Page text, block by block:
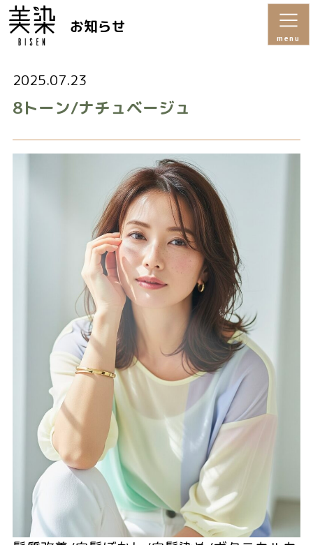
お知らせ
menu
2025.07.23
8トーン/ナチュベージュ